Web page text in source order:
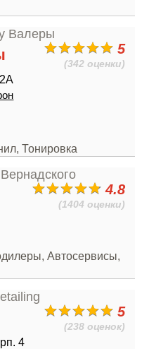
5
(342 оценки)
Тонировка
4.8
(1404 оценки)
Автосервисы,
5
(238 оценок)
4